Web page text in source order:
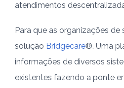
atendimentos
Para que as organizações
solução Bridgecare®. Uma
informações de diversos
existentes fazendo a ponte